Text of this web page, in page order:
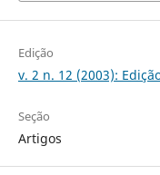
Edição
v. 2 n. 12 (2003):
Seção
Artigos